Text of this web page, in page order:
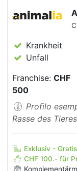
Krankheit
Unfall
Franchise: CHF
500
Profilo
Rasse des
Exklusiv -
CHF 100.- für